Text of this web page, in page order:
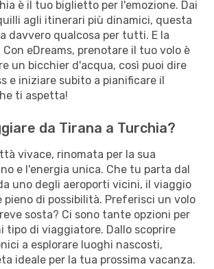
è il tuo biglietto per l'emozione. Dai
agli itinerari più dinamici, questa
davvero qualcosa per tutti. E la
eDreams, prenotare il tuo volo è
un bicchier d'acqua, così puoi dire
e iniziare subito a pianificare il
ti aspetta!
da Tirana a Turchia?
vivace, rinomata per la sua
e l'energia unica. Che tu parta dal
uno degli aeroporti vicini, il viaggio
pieno di possibilità. Preferisci un volo
sosta? Ci sono tante opzioni per
tipo di viaggiatore. Dallo scoprire
a esplorare luoghi nascosti,
ideale per la tua prossima vacanza.